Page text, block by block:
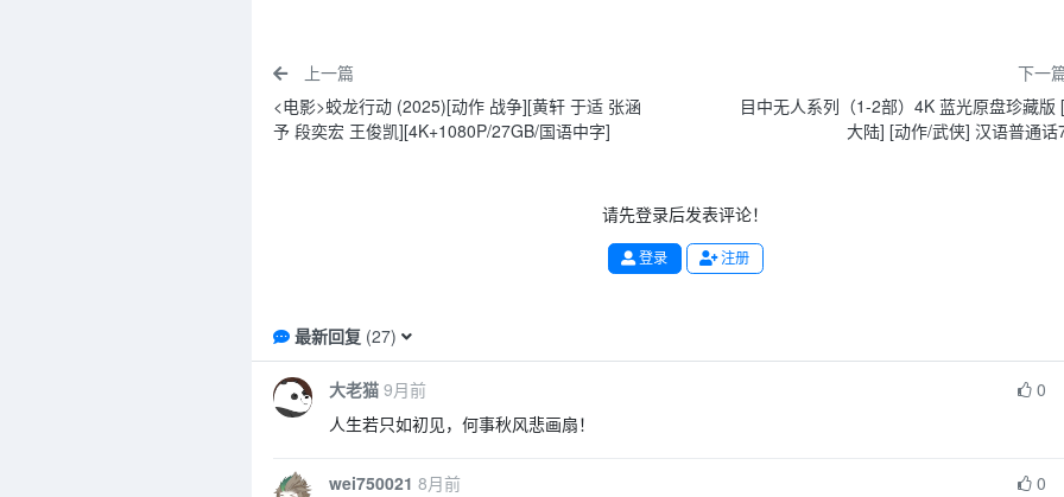
上一篇
<电影>蛟龙行动 (2025)[动作 战争][黄轩 于适 张涵
予 段奕宏 王俊凯][4K+1080P/27GB/国语中字]
下一
目中无人系列（1-2部）4K 蓝光原盘珍藏版
大陆] [动作/武侠] 汉语普通话
请先登录后发表评论！
登录 注册
最新回复(27)
大老猫 9月前
0
人生若只如初见，何事秋风悲画扇！
wei750021 8月前
0